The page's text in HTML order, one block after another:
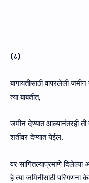
(८)
बागायतीसाठी वापरलेली
त्या बाबतीत,
जमीन देण्यात आल्यानंतरही ती
शर्तीवर देण्यात येईल.
वर सांगितल्याप्रमाणे दिलेल्या
हे त्या जमिनीसाठी